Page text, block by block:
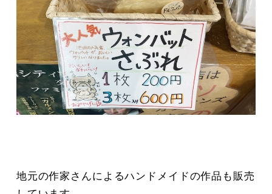
地元の作家さんによるハンドメイドの作品も販売